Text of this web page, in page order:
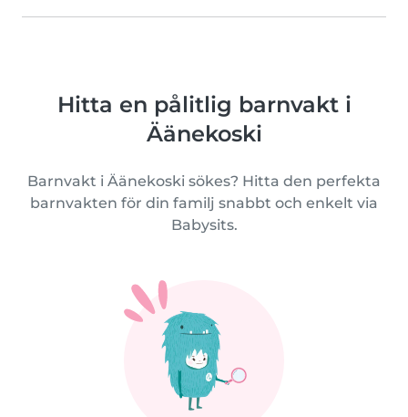
Hitta en pålitlig barnvakt i
Äänekoski
Barnvakt i Äänekoski sökes? Hitta den perfekta
barnvakten för din familj snabbt och enkelt via
Babysits.